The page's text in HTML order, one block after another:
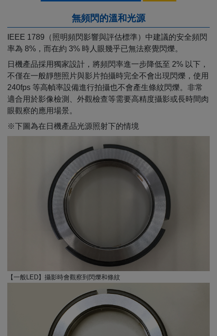
無頻閃的溫和光源
IEEE 1789（照明頻閃影響與評估標準）中建議的安全頻閃
率為 8%，而在約 3% 時人眼幾乎已無法察覺閃爍。
日機產品採用獨家設計，將頻閃率進一步降低至 2% 以下，
不僅在一般靜態照片與影片拍攝時完全不會出現閃爍，使用
240fps 等高幀率設備進行拍攝也不會產生條紋閃爍。非常
適合用於影像檢測、外觀檢查等需要高精度攝影或長時間肉
眼觀察的應用場景。
※下圖為在日機產品光源照射下的情境
【一般LED】攝影時會觀察到閃爍和條紋